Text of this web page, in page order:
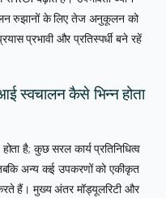
रुझानों के लिए तेज अनुकूलन को
प्रभावी और प्रतिस्पर्धी बने रहें
स्वचालन कैसे भिन्न होता
है; कुछ सरल कार्य प्रतिनिधित्व
अन्य कई उपकरणों को एकीकृत
हैं। मुख्य अंतर मॉड्यूलरिटी और